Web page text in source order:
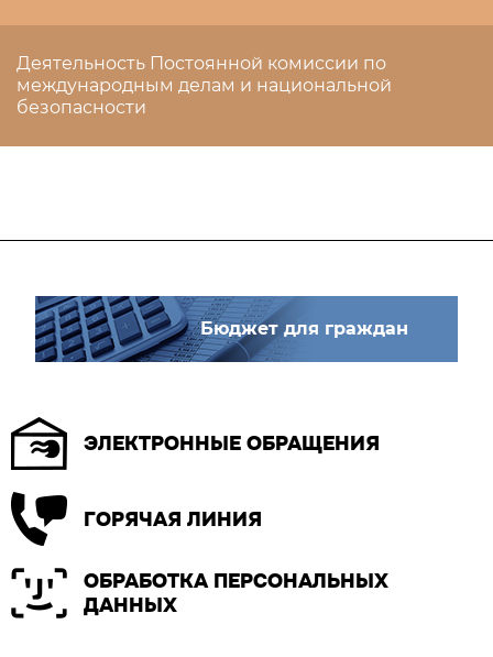
Деятельность Постоянной комиссии по
международным делам и национальной
безопасности
Бюджет для граждан
ЭЛЕКТРОННЫЕ ОБРАЩЕНИЯ
ГОРЯЧАЯ ЛИНИЯ
ОБРАБОТКА ПЕРСОНАЛЬНЫХ
ДАННЫХ